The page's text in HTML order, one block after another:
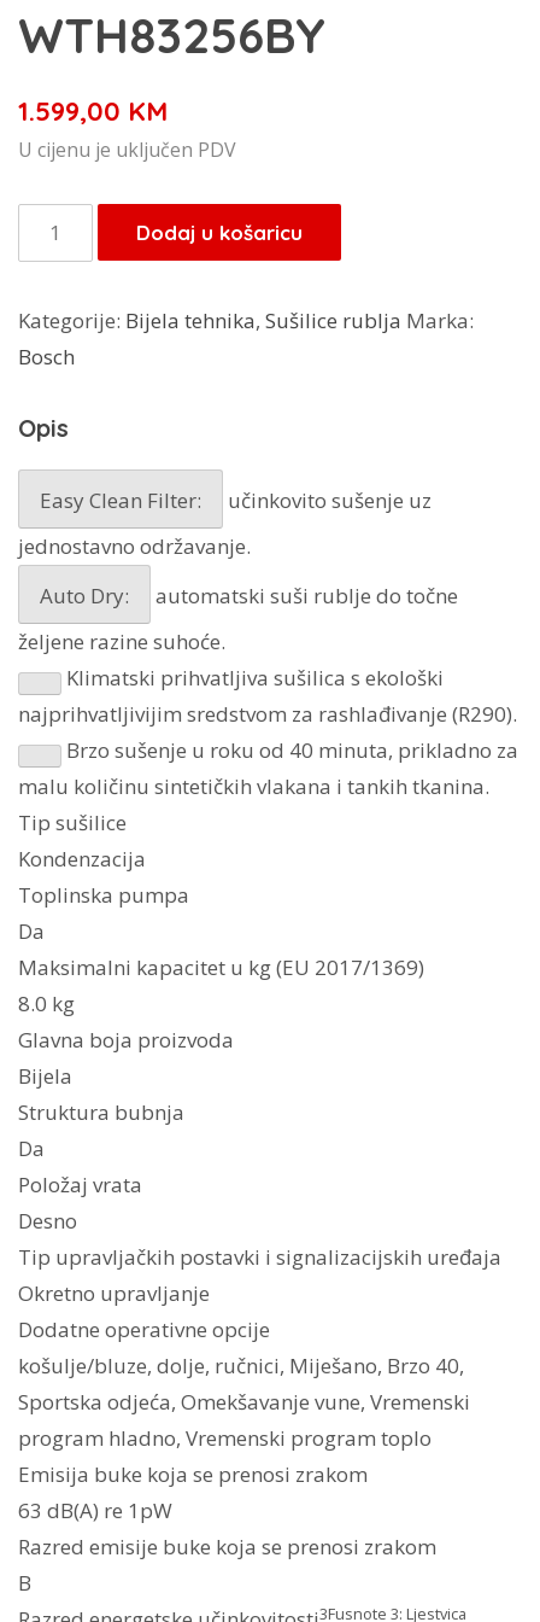
WTH83256BY
1.599,00 KM
U cijenu je uključen PDV
Bosch
sušilica
s
toplinskom
8
kg
WTH83256BY
količina
Dodaj u košaricu
Kategorije: Bijela tehnika, Sušilice rublja Marka:
Bosch
Opis
Easy Clean Filter:
učinkovito sušenje uz
jednostavno održavanje.
Auto Dry:
automatski suši rublje do točne
željene razine suhoće.
Klimatski prihvatljiva sušilica s ekološki
najprihvatljivijim sredstvom za rashlađivanje (R290).
Brzo sušenje u roku od 40 minuta, prikladno za
malu količinu sintetičkih vlakana i tankih tkanina.
Tip sušilice
Kondenzacija
Toplinska pumpa
Da
Maksimalni kapacitet u kg (EU 2017/1369)
8.0 kg
Glavna boja proizvoda
Bijela
Struktura bubnja
Da
Položaj vrata
Desno
Tip upravljačkih postavki i signalizacijskih uređaja
Okretno upravljanje
Dodatne operativne opcije
košulje/bluze, dolje, ručnici, Miješano, Brzo 40,
Sportska odjeća, Omekšavanje vune, Vremenski
program hladno, Vremenski program toplo
Emisija buke koja se prenosi zrakom
63 dB(A) re 1pW
Razred emisije buke koja se prenosi zrakom
B
3Fusnote 3: Ljestvica